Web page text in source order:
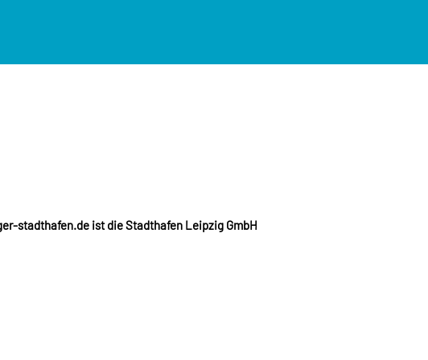
stadthafen.de ist die Stadthafen Leipzig GmbH